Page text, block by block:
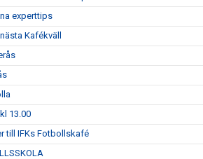
experttips
Kafékväll
13.00
till IFKs Fotbollskafé